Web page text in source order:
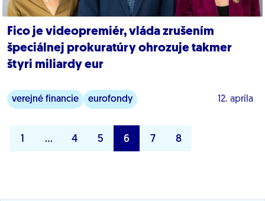
Fico je videopremiér, vláda zrušením
špeciálnej prokuratúry ohrozuje takmer
štyri miliardy eur
verejné financie eurofondy 12. apríla
1 … 4 5 6 7 8